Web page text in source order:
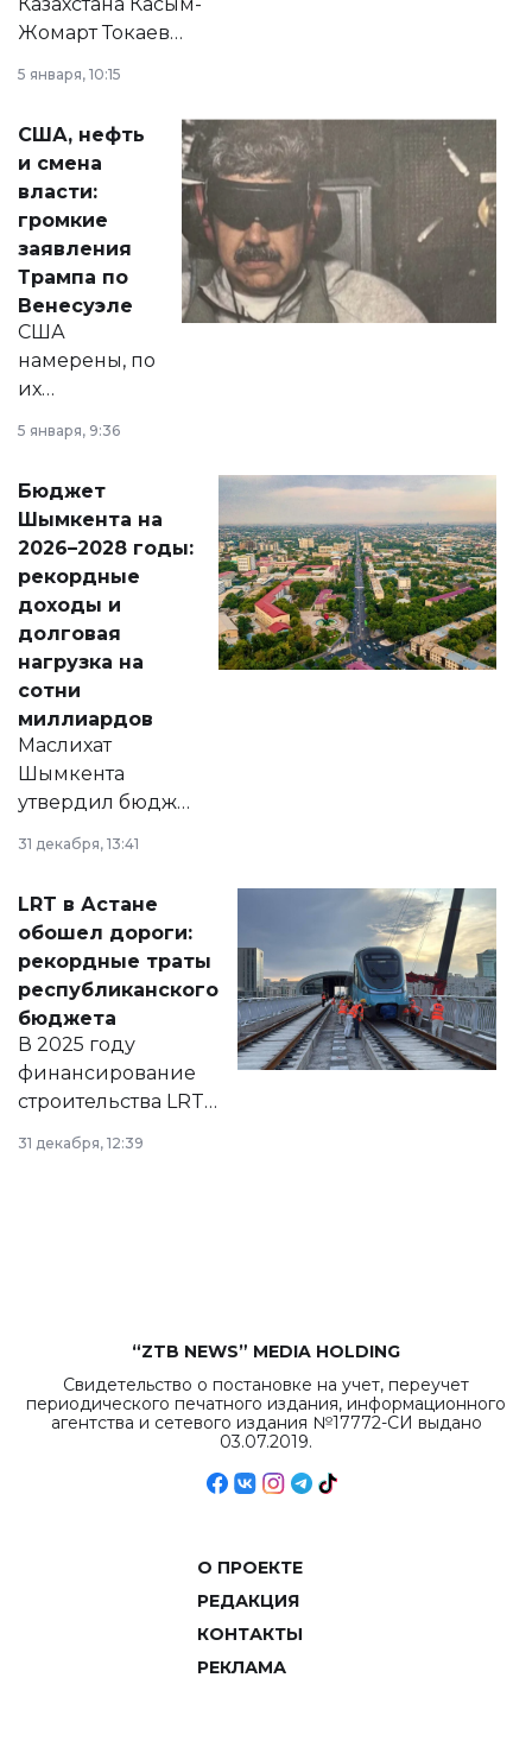
Жомарт Токаев
сразу несколько
актуальных тем —
от слухов о
политических
реформах до
вопросов армии,
экономики и
личного здоровья.
5 января, 10:15
США, нефть
и смена
власти:
громкие
заявления
Трампа по
Венесуэле
США
намерены, по
их
принести
народу
Венесуэлы.
5 января, 9:36
Бюджет
Шымкента на
2026–2028 годы:
рекордные
доходы и
долговая
нагрузка на
сотни
миллиардов
Маслихат
Шымкента
утвердил бюджет
города на 2026–
2028 годы.
документ
появился в базе
нормативных
правовых актов и
на сайте маслихат
города.
31 декабря, 13:41
LRT в Астане
обошел дороги:
рекордные траты
республиканского
бюджета
В 2025 году
финансирование
строительства LRT
в Астане из
республиканского
31 декабря, 12:39
“ZTB NEWS” MEDIA HOLDING
Свидетельство о постановке на учет, переучет
периодического печатного издания, информационного
агентства и сетевого издания №17772-СИ выдано
03.07.2019.
О ПРОЕКТЕ
РЕДАКЦИЯ
КОНТАКТЫ
РЕКЛАМА